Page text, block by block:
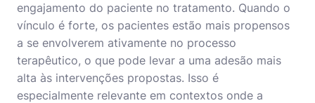
engajamento do paciente no tratamento. Quando o
vínculo é forte, os pacientes estão mais propensos
a se envolverem ativamente no processo
terapêutico, o que pode levar a uma adesão mais
alta às intervenções propostas. Isso é
especialmente relevante em contextos onde a